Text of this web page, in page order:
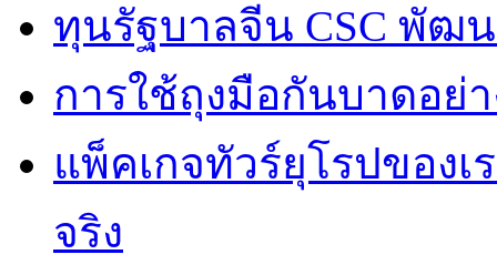
ทุนรัฐบาลจีน CSC พัฒ
การใช้ถุงมือกันบาดอย่
แพ็คเกจทัวร์ยุโรปของ
จริง